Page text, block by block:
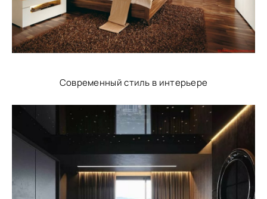
Современный стиль в интерьере